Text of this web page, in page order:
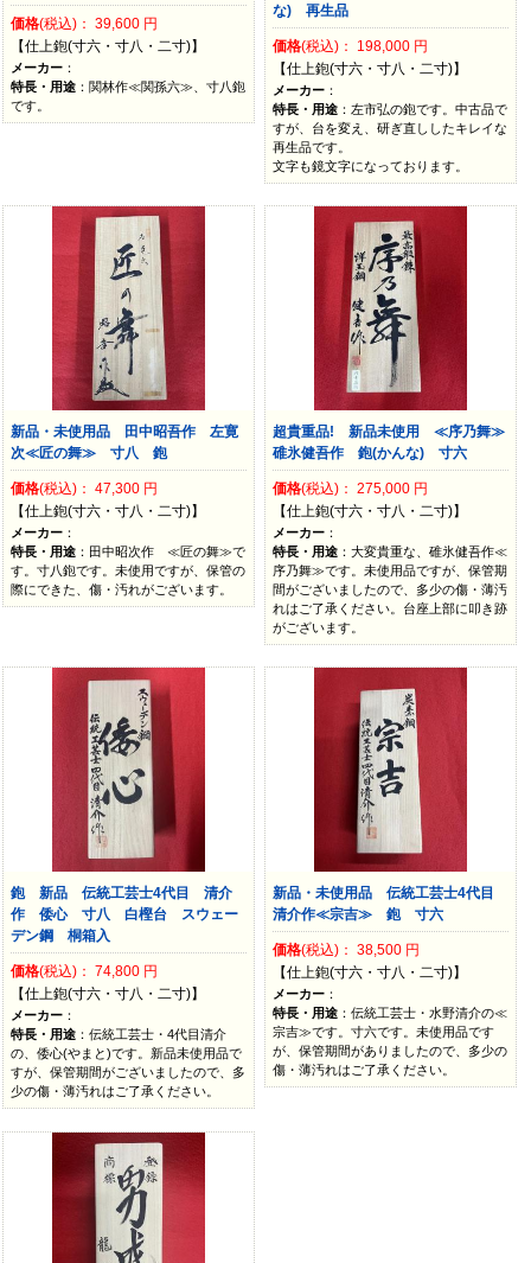
価格(税込)：39,600 円
【仕上鉋(寸六・寸八・二寸)】
メーカー ：
特長・用途 ：関林作≪関孫六≫、寸八鉋
です。
な) 再生品
価格(税込)： 198,000 円
【仕上鉋(寸六・寸八・二寸)】
メーカー ：
特長・用途 ：左市弘の鉋です。中古品で
すが、台を変え、研ぎ直ししたキレイな
再生品です。
文字も鏡文字になっております。
新品・未使用品 田中昭吾作 左寛
次≪匠の舞≫ 寸八 鉋
価格(税込)：47,300 円
【仕上鉋(寸六・寸八・二寸)】
メーカー ：
特長・用途 ：田中昭次作 ≪匠の舞≫で
す。寸八鉋です。未使用ですが、保管の
際にできた、傷・汚れがございます。
超貴重品! 新品未使用 ≪序乃舞≫
碓氷健吾作 鉋(かんな) 寸六
価格(税込)：275,000 円
【仕上鉋(寸六・寸八・二寸)】
メーカー ：
特長・用途 ：大変貴重な、碓氷健吾作≪
序乃舞≫です。未使用品ですが、保管期
間がございましたので、多少の傷・薄汚
れはご了承ください。台座上部に叩き跡
がございます。
鉋 新品 伝統工芸士4代目 清介
作 倭心 寸八 白樫台 スウェー
デン鋼 桐箱入
価格(税込)：74,800 円
【仕上鉋(寸六・寸八・二寸)】
メーカー ：
特長・用途 ：伝統工芸士・4代目清介
の、倭心(やまと)です。新品未使用品で
すが、保管期間がございましたので、多
少の傷・薄汚れはご了承ください。
新品・未使用品 伝統工芸士4代目
清介作≪宗吉≫ 鉋 寸六
価格(税込)：38,500 円
【仕上鉋(寸六・寸八・二寸)】
メーカー ：
特長・用途 ：伝統工芸士・水野清介の≪
宗吉≫です。寸六です。未使用品です
が、保管期間がありましたので、多少の
傷・薄汚れはご了承ください。